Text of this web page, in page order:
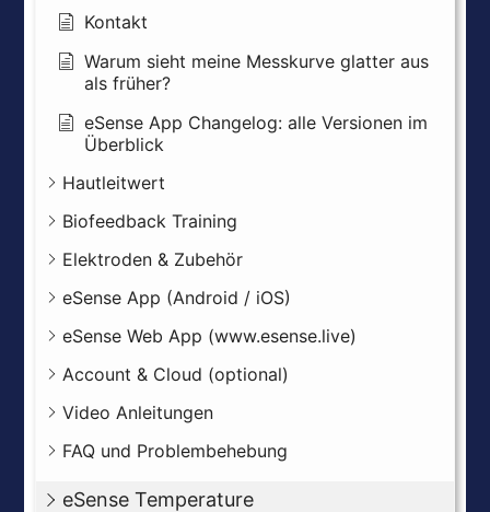
Kontakt
Warum sieht meine Messkurve glatter aus
als früher?
eSense App Changelog: alle Versionen im
Überblick
Hautleitwert
Biofeedback Training
Elektroden & Zubehör
eSense App (Android / iOS)
eSense Web App (www.esense.live)
Account & Cloud (optional)
Video Anleitungen
FAQ und Problembehebung
eSense Temperature